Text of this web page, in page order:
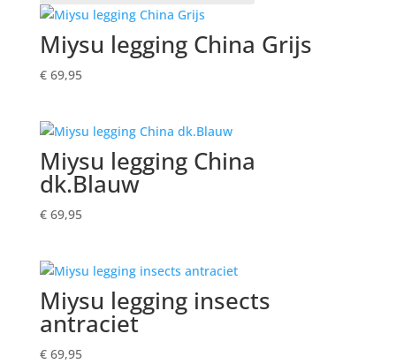
Miysu legging China Grijs
€69,95
Miysu legging China
dk.Blauw
€69,95
Miysu legging insects
antraciet
€69,95